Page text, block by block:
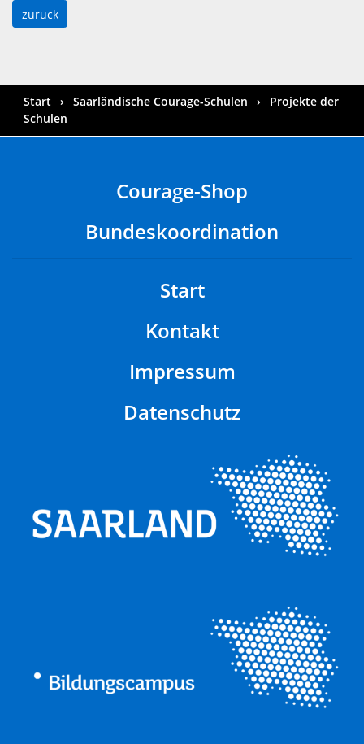
zurück
Start Saarländische Courage-Schulen
Projekte der
Schulen
Courage-Shop
Bundeskoordination
Start
Kontakt
Impressum
Datenschutz